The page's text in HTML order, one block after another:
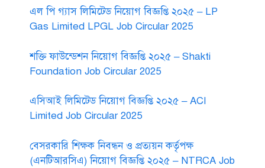
এল পি গ্যাস লিমিটেড নিয়োগ বিজ্ঞপ্তি ২০২৫ – LP
Gas Limited LPGL Job Circular 2025
শক্তি ফাউন্ডেশন নিয়োগ বিজ্ঞপ্তি ২০২৫ – Shakti
Foundation Job Circular 2025
এসিআই লিমিটেড নিয়োগ বিজ্ঞপ্তি ২০২৫ – ACI
Limited Job Circular 2025
বেসরকারি শিক্ষক নিবন্ধন ও প্রত্যয়ন কর্তৃপক্ষ
(এনটিআরসিএ) নিয়োগ বিজ্ঞপ্তি ২০২৫ – NTRCA Job